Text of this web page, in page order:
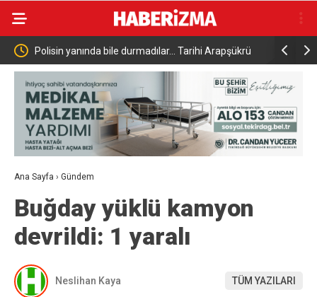
Polisin yanında bile durmadılar… Tarihi Arapşükrü
Sokağı’nda kavga kamerada
Ana Sayfa › Gündem
Buğday yüklü kamyon
devrildi: 1 yaralı
Neslihan Kaya TÜM YAZILARI